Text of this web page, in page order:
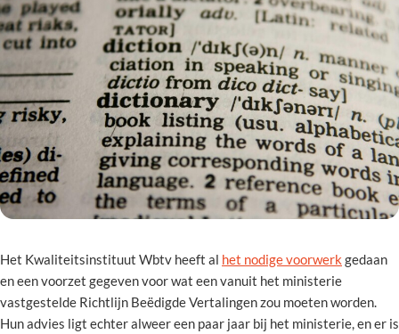
Het Kwaliteitsinstituut Wbtv heeft al het nodige voorwerk gedaan
en een voorzet gegeven voor wat een vanuit het ministerie
vastgestelde Richtlijn Beëdigde Vertalingen zou moeten worden.
Hun advies ligt echter alweer een paar jaar bij het ministerie, en er is